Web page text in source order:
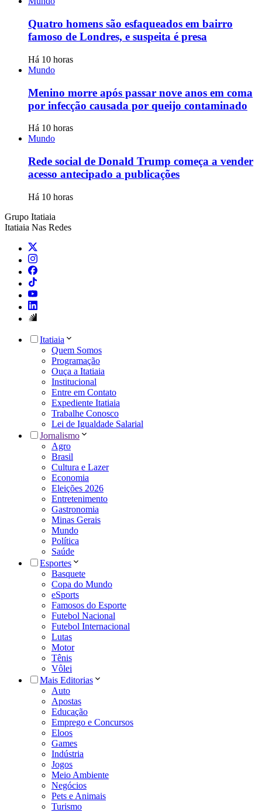
Quatro homens são esfaqueados em bairro
famoso de Londres, e suspeita é presa
Há 10 horas
Mundo
Menino morre após passar nove anos em coma
por infecção causada por queijo contaminado
Há 10 horas
Mundo
Rede social de Donald Trump começa a vender
acesso antecipado a publicações
Há 10 horas
Grupo Itatiaia
Itatiaia Nas Redes
Itatiaia
Quem Somos
Programação
Ouça a Itatiaia
Institucional
Entre em Contato
Expediente Itatiaia
Trabalhe Conosco
Lei de Igualdade Salarial
Jornalismo
Agro
Brasil
Cultura e Lazer
Economia
Eleições 2026
Entretenimento
Gastronomia
Minas Gerais
Mundo
Política
Saúde
Esportes
Basquete
Copa do Mundo
eSports
Famosos do Esporte
Futebol Nacional
Futebol Internacional
Lutas
Motor
Tênis
Vôlei
Mais Editorias
Auto
Apostas
Educação
Emprego e Concursos
Eloos
Games
Indústria
Jogos
Meio Ambiente
Negócios
Pets e Animais
Turismo